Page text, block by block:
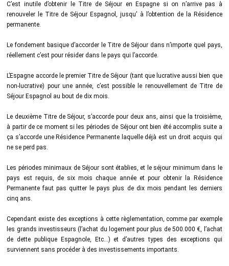
C’est inutile d’obtenir le Titre de Séjour en Espagne si on n’arrive pas à
renouveler le Titre de Séjour Espagnol, jusqu’ à l’obtention de la Résidence
permanente.
Le fondement basique d’accorder le Titre de Séjour dans n’importe quel pays,
réellement c’est pour résider dans le pays qui l’accorde.
L’Espagne accorde le premier Titre de Séjour (tant que lucrative aussi bien que
non-lucrative) pour une année, c’est possible le renouvellement de Titre de
Séjour Espagnol au bout de dix mois.
Le deuxième Titre de Séjour, s’accorde pour deux ans, ainsi que la troisième,
à partir de ce moment si les périodes de Séjour ont bien été accomplis suite a
ça s’accorde une Résidence Permanente laquelle déjà est un droit acquis qui
ne se perd pas.
Les périodes minimaux de Séjour sont établies, et le séjour minimum dans le
pays est requis, de six mois chaque année et pour obtenir la Résidence
Permanente faut pas quitter le pays plus de dix mois pendant les derniers
cinq ans.
Cependant existe des exceptions à cette règlementation, comme par exemple
les grands investisseurs (l’achat du logement pour plus de 500.000 €, l’achat
de dette publique Espagnole, Etc…) et d’autres types des exceptions qui
surviennent sans procéder à des investissements importants.